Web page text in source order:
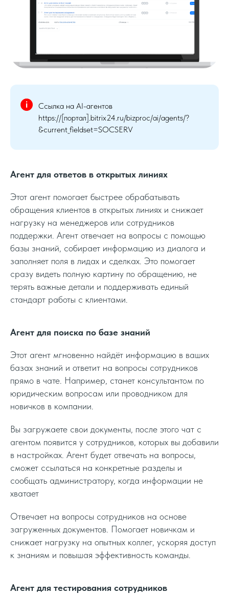
Ссылка на AI-агентов
https://[портал].bitrix24.ru/bizproc/ai/agents/?
&current_fieldset=SOCSERV
Агент для ответов в открытых линиях
Этот агент помогает быстрее обрабатывать
обращения клиентов в открытых линиях и снижает
нагрузку на менеджеров или сотрудников
поддержки. Агент отвечает на вопросы с помощью
базы знаний, собирает информацию из диалога и
заполняет поля в лидах и сделках. Это помогает
сразу видеть полную картину по обращению, не
терять важные детали и поддерживать единый
стандарт работы с клиентами.
Агент для поиска по базе знаний
Этот агент мгновенно найдёт информацию в ваших
базах знаний и ответит на вопросы сотрудников
прямо в чате. Например, станет консультантом по
юридическим вопросам или проводником для
новичков в компании.
Вы загружаете свои документы, после этого чат с
агентом появится у сотрудников, которых вы добавили
в настройках. Агент будет отвечать на вопросы,
сможет ссылаться на конкретные разделы и
сообщать администратору, когда информации не
хватает
Отвечает на вопросы сотрудников на основе
загруженных документов. Помогает новичкам и
снижает нагрузку на опытных коллег, ускоряя доступ
к знаниям и повышая эффективность команды.
Агент для тестирования сотрудников